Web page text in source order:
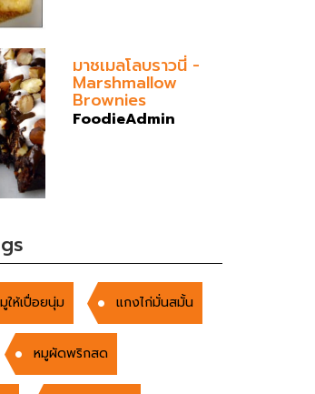
มาชเมลโลบราวนี่ -
Marshmallow
Brownies
FoodieAdmin
ให้เปื่อยนุ่ม แกงไก่มั่นสมั้น
หมูผัดพริกสด